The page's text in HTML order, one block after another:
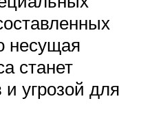
несущая
станет
и угрозой для